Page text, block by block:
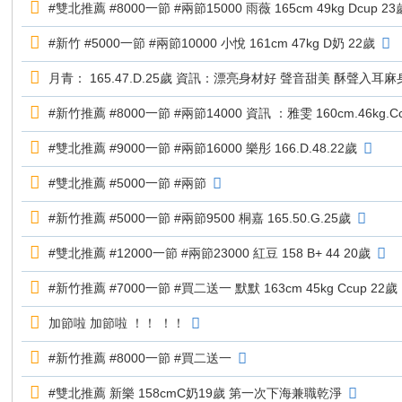
h7
#雙北推薦 #8000一節 #兩節15000 雨薇 165cm 49kg Dcup 23
#新竹 #5000一節 #兩節10000 小悅 161cm 47kg D奶 22歲
月青： 165.47.D.25歲 資訊：漂亮身材好 聲音甜美 酥聲入耳麻
#新竹推薦 #8000一節 #兩節14000 資訊 ：雅雯
#雙北推薦 #9000一節 #兩節16000 樂彤 166.D.48.22歲
#雙北推薦 #5000一節 #兩節
#新竹推薦 #5000一節 #兩節9500 桐嘉 165.50.G.25歲
#雙北推薦 #12000一節 #兩節23000 紅豆 158 B+ 44 20歲
#新竹推薦 #7000一節 #買二送一 默默 163cm 45kg Ccup 22歲
加節啦 加節啦 ！！ ！！
#新竹推薦 #8000一節 #買二送一
#雙北推薦 新樂 158cmC奶19歲 第一次下海兼職乾淨